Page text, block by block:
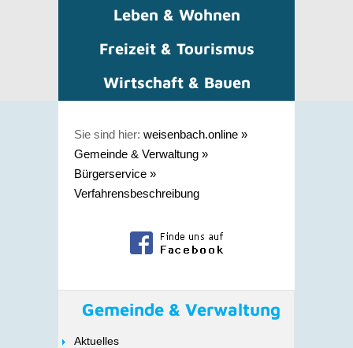
Leben & Wohnen
Freizeit & Tourismus
Wirtschaft & Bauen
Sie sind hier: weisenbach.online »
Gemeinde & Verwaltung »
Bürgerservice »
Verfahrensbeschreibung
Gemeinde & Verwaltung
Aktuelles